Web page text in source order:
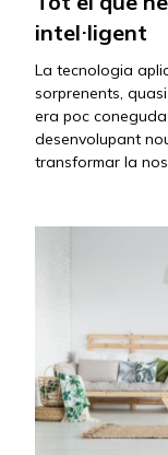
intel·ligent
La tecnologia
sorprenents,
era poc
desenvolupant
transformar la